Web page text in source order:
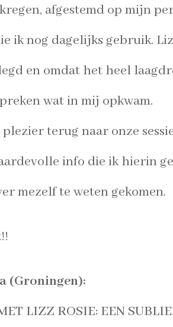
afgestemd op mijn
ik nog dagelijks gebruik.
en omdat het heel
wat in mij opkwam.
terug naar onze
info die ik hierin
mezelf te weten gekomen.
(Groningen):
LIZZ ROSIE: EEN